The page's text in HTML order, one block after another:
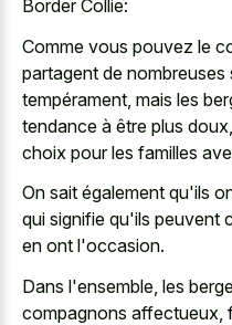
Border Collie:
Comme vous pouvez le
partagent de nombreuses
tempérament, mais les
tendance à être plus
choix pour les familles
On sait également qu'ils
qui signifie qu'ils peuvent
en ont l'occasion.
Dans l'ensemble, les
compagnons affectueux,